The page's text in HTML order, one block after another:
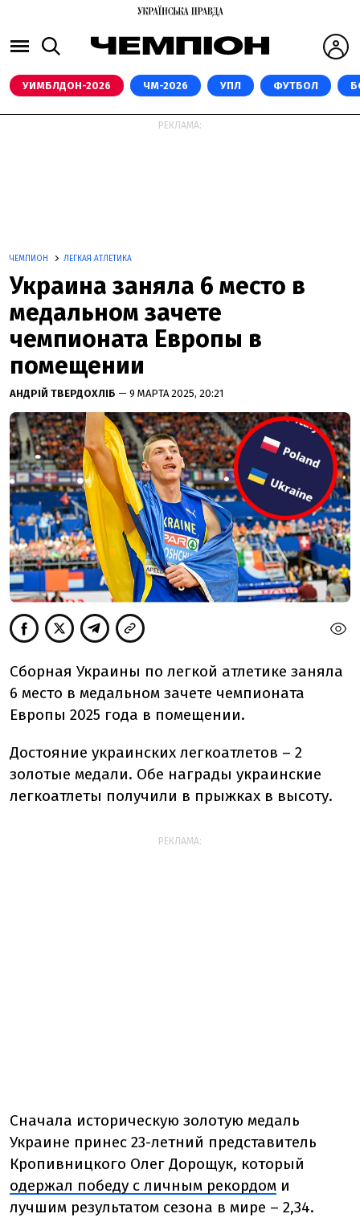
УИМБЛДОН-2026 ЧМ-2026 УПЛ ФУТБОЛ
РЕКЛАМА:
ЧЕМПИОН ЛЕГКАЯ АТЛЕТИКА
Украина заняла 6 место в
медальном зачете
чемпионата Европы в
помещении
АНДРІЙ ТВЕРДОХЛІБ — 9 МАРТА 2025, 20:21
Сборная Украины по легкой атлетике заняла
6 место в медальном зачете чемпионата
Европы 2025 года в помещении.
Достояние украинских легкоатлетов – 2
золотые медали. Обе награды украинские
легкоатлеты получили в прыжках в высоту.
РЕКЛАМА:
Сначала историческую золотую медаль
Украине принес 23-летний представитель
Кропивницкого Олег Дорощук, который
одержал победу с личным рекордом и
лучшим результатом сезона в мире – 2,34.